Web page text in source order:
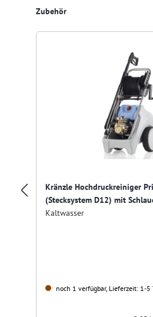
Produktgalerie überspringen
Zubehör
Kränzle Hochdruckreiniger
(Stecksystem D12) mit
Kaltwasser
noch 1 verfügbar, Lieferzeit: 1-5